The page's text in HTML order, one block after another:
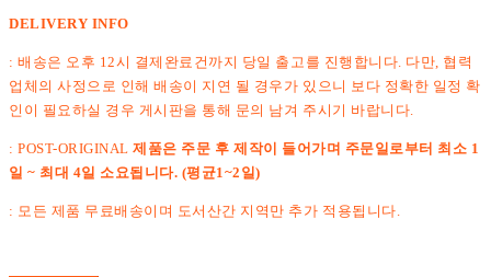
DELIVERY INFO
: 배송은 오후 12시 결제완료건까지 당일 출고를 진행합니다. 다만, 협력
업체의 사정으로 인해 배송이 지연 될 경우가 있으니 보다 정확한 일정 확
인이 필요하실 경우 게시판을 통해 문의 남겨 주시기 바랍니다.
: POST-ORIGINAL 제품은 주문 후 제작이 들어가며 주문일로부터 최소 1
일 ~ 최대 4일 소요됩니다. (평균1~2일)
: 모든 제품 무료배송이며 도서산간 지역만 추가 적용됩니다.